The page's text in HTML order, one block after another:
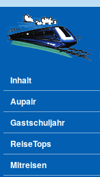
Hauptmenü
Inhalt
Aupair
Gastschuljahr
ReiseTops
Mitreisen